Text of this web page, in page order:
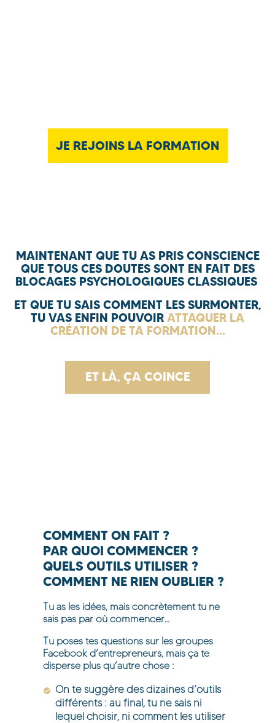
JE REJOINS LA FORMATION
MAINTENANT QUE TU AS PRIS CONSCIENCE
QUE TOUS CES DOUTES SONT EN FAIT DES
BLOCAGES PSYCHOLOGIQUES CLASSIQUES
ET QUE TU SAIS COMMENT LES SURMONTER,
TU VAS ENFIN POUVOIR ATTAQUER LA
CRÉATION DE TA FORMATION…
ET LÀ, ÇA COINCE
COMMENT ON FAIT ?
PAR QUOI COMMENCER ?
QUELS OUTILS UTILISER ?
COMMENT NE RIEN OUBLIER ?
Tu as les idées, mais concrètement tu ne
sais pas par où commencer…
Tu poses tes questions sur les groupes
Facebook d’entrepreneurs, mais ça te
disperse plus qu’autre chose :
On te suggère des dizaines d’outils
différents : au final, tu ne sais ni
lequel choisir, ni comment les utiliser